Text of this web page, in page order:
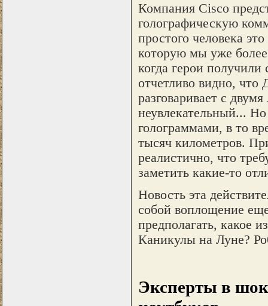
Компания Cisco
голографическую
простого человека
которую мы уже
когда герои
отчетливо видно, что
разговаривает с
неувлекательный...
голограммами, в то
тысяч километров.
реалистично, что
заметить какие-то
Новость эта
собой воплощение
предполагать, какое
Каникулы на Луне?
Эксперты в